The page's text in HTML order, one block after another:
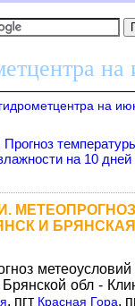
на
на 10
И
обл -
, пгт Красная Гора,